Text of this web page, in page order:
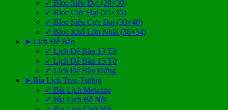
✓ Bloc Siêu Đại (20×30)
✓ Bloc Cực Đại (25×35)
✓ Bloc Siêu Cực Đại (30×40)
✓ Bloc Khổ Lớn Nhất (38×54)
➤ Lịch Để Bàn
✓ Lịch Để Bàn 13 Tờ
✓ Lịch Để Bàn 15 Tờ
✓ Lịch Để Bàn Đứng
➤ Bìa Lịch Treo Tường
✓ Bìa Lịch Metalize
✓ Bìa Lịch Bế Nổi